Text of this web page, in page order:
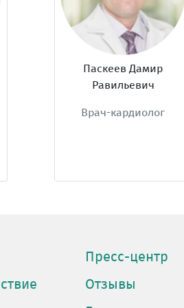
Паскеев Дамир
Равильевич
Врач-кардиолог
Пресс-центр
Отзывы